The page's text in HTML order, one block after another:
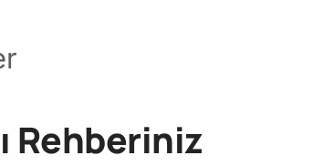
Rehberiniz